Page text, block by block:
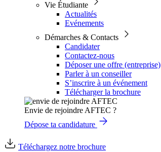
Vie Étudiante
Actualités
Evénements
Démarches & Contacts
Candidater
Contactez-nous
Déposer une offre (entreprise)
Parler à un conseiller
S’inscrire à un événement
Télécharger la brochure
Envie de rejoindre AFTEC ?
Dépose ta candidature
Téléchargez notre brochure